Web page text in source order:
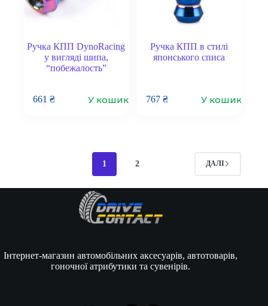
Ручка КПП DynoRacing
у вигляді шипа,
“побежалость”
661₴ У кошик
Ручка КПП в стилі
японського списа
767 ₴ У кошик
1 2 ДАЛІ
Інтернет-магазин автомобільних аксесуарів, автотоварів,
гоночної атрибутики та сувенірів.